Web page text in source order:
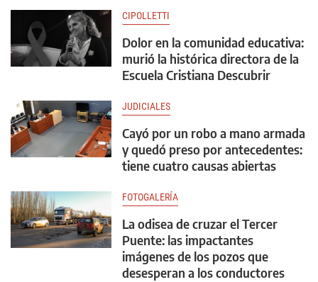
CIPOLLETTI
Dolor en la comunidad educativa:
murió la histórica directora de la
Escuela Cristiana Descubrir
JUDICIALES
Cayó por un robo a mano armada
y quedó preso por antecedentes:
tiene cuatro causas abiertas
FOTOGALERÍA
La odisea de cruzar el Tercer
Puente: las impactantes
imágenes de los pozos que
desesperan a los conductores